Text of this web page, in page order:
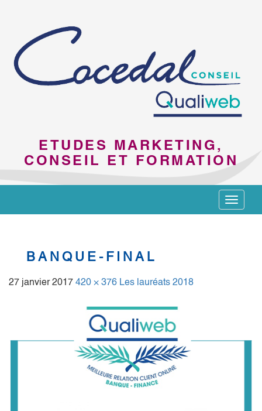
ETUDES MARKETING,
CONSEIL ET FORMATION
Toggle
BANQUE-FINAL
27 janvier 2017 420 × 376 Les lauréats 2018